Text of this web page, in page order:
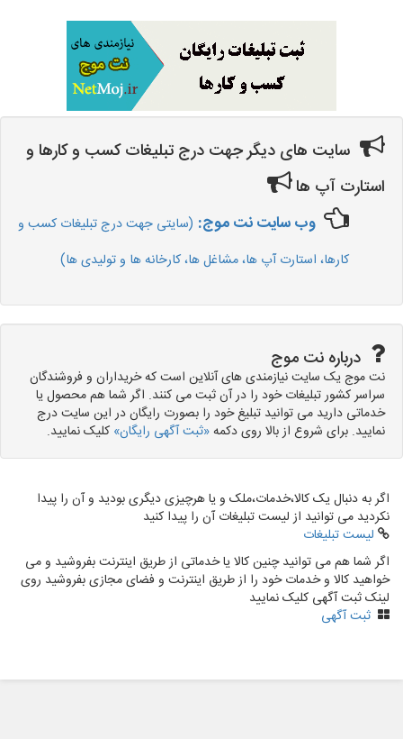
سایت های دیگر جهت درج تبلیغات کسب و کارها و
استارت آپ ها
وب سایت نت موج: (سایتی جهت درج تبلیغات کسب و
کارها، استارت آپ ها، مشاغل ها، کارخانه ها و تولیدی ها)
درباره نت موج
نت موج یک سایت نیازمندی های آنلاین است که خریداران و فروشندگان
سراسر کشور تبلیغات خود را در آن ثبت می کنند. اگر شما هم محصول یا
خدماتی دارید می توانید تبلیغ خود را بصورت رایگان در این سایت درج
نمایید. برای شروع از بالا روی دکمه«ثبت آگهی رایگان» کلیک نمایید.
اگر به دنبال یک کالا،خدمات،ملک و یا هرچیزی دیگری بودید و آن را پیدا
نکردید می توانید از لیست تبلیغات آن را پیدا کنید
لیست تبلیغات
اگر شما هم می توانید چنین کالا یا خدماتی از طریق اینترنت بفروشید و می
خواهید کالا و خدمات خود را از طریق اینترنت و فضای مجازی بفروشید روی
لینک ثبت آگهی کلیک نمایید
ثبت آگهی